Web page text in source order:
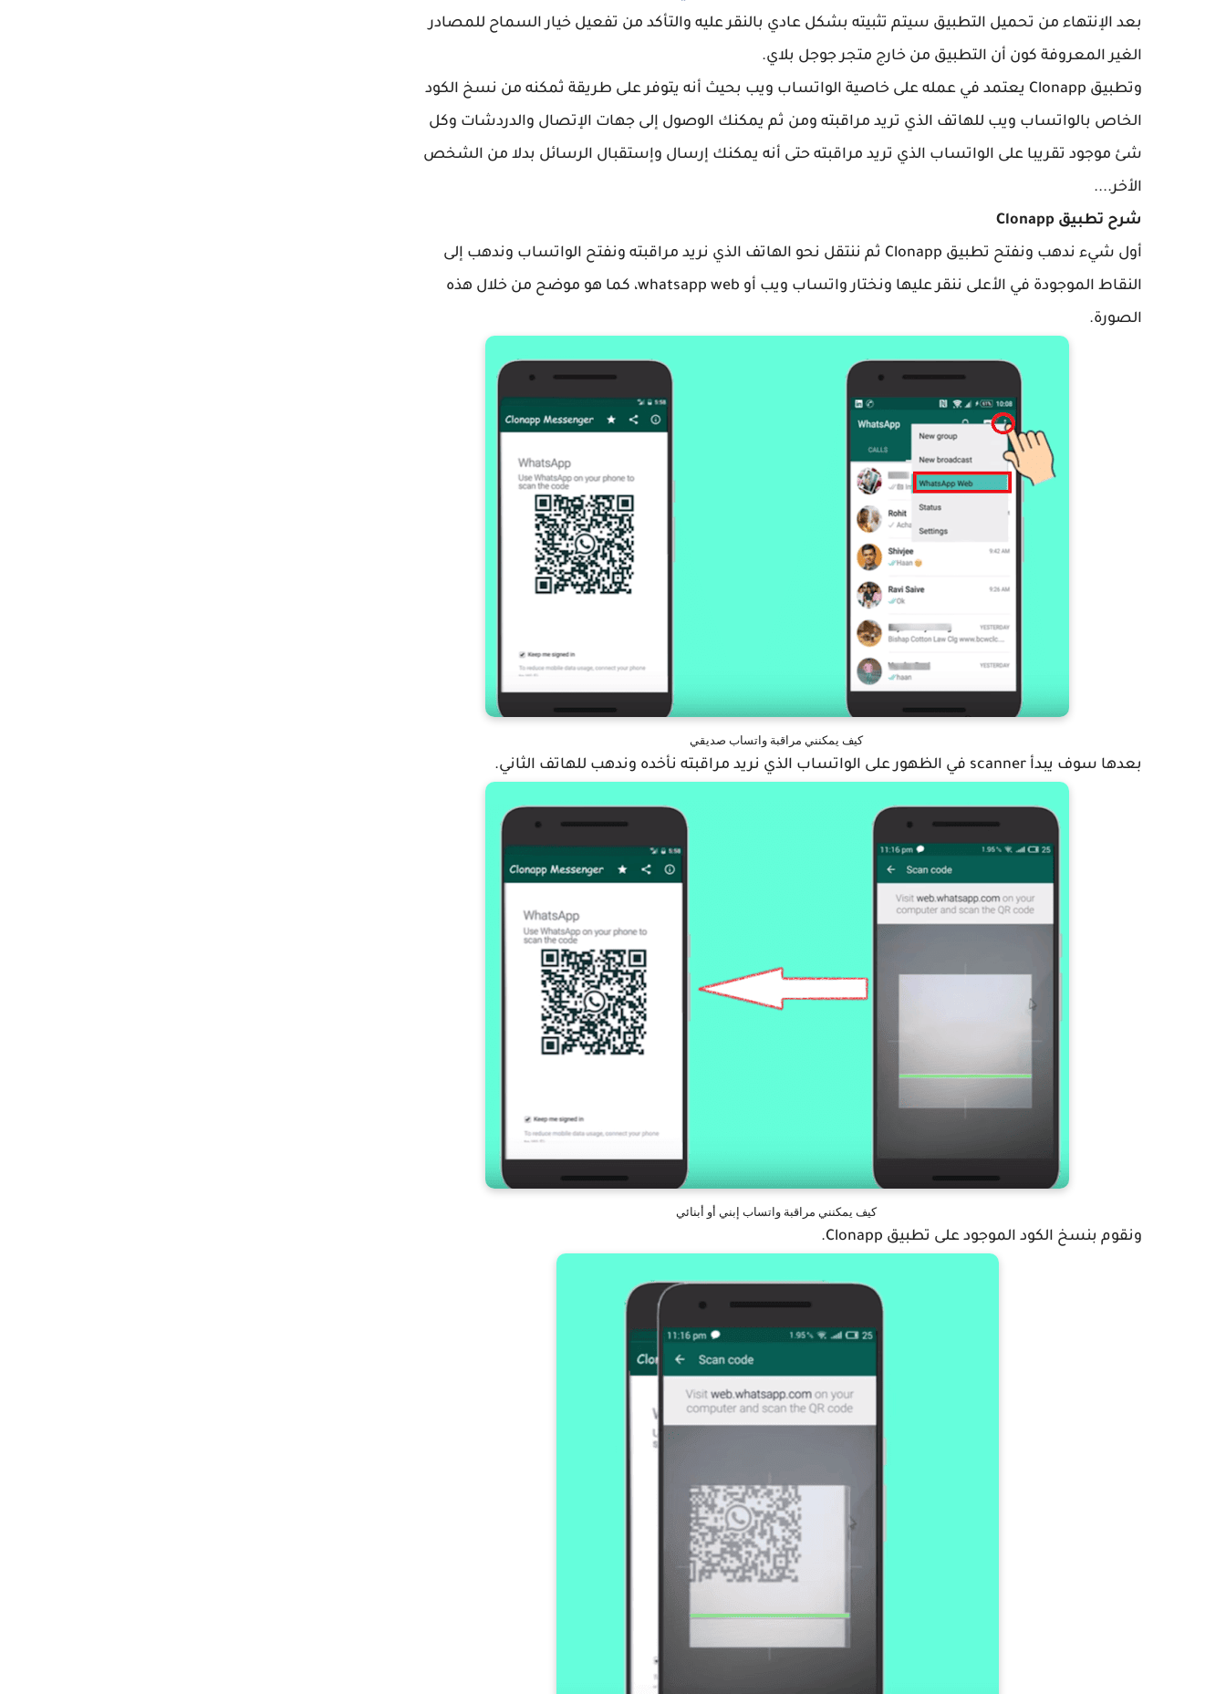
بعد الإنتهاء من تحميل التطبيق سيتم تثبيته بشكل عادي بالنقر عليه والتأكد من تفعيل خيار السماح للمصادر
الغير المعروفة كون أن التطبيق من خارج متجر جوجل بلاي.
وتطبيق Clonapp يعتمد في عمله على خاصية الواتساب ويب بحيث أنه يتوفر على طريقة ثمكنه من نسخ الكود
الخاص بالواتساب ويب للهاتف الذي تريد مراقبته ومن ثم يمكنك الوصول إلى جهات الإتصال والدردشات وكل
شئ موجود تقريبا على الواتساب الذي تريد مراقبته حتى أنه يمكنك إرسال وإستقبال الرسائل بدلا من الشخص
الأخر....
شرح تطبيق Clonapp
أول شيء ندهب ونفتح تطبيق Clonapp ثم ننتقل نحو الهاتف الذي نريد مراقبته ونفتح الواتساب وندهب إلى
النقاط الموجودة في الأعلى ننقر عليها ونختار واتساب ويب أو whatsapp web، كما هو موضح من خلال هذه
الصورة.
كيف يمكنني مراقبة واتساب صديقي
بعدها سوف يبدأ scanner في الظهور على الواتساب الذي نريد مراقبته نأخده وندهب للهاتف الثاني.
كيف يمكنني مراقبة واتساب إبني أو أبنائي
ونقوم بنسخ الكود الموجود على تطبيق Clonapp.